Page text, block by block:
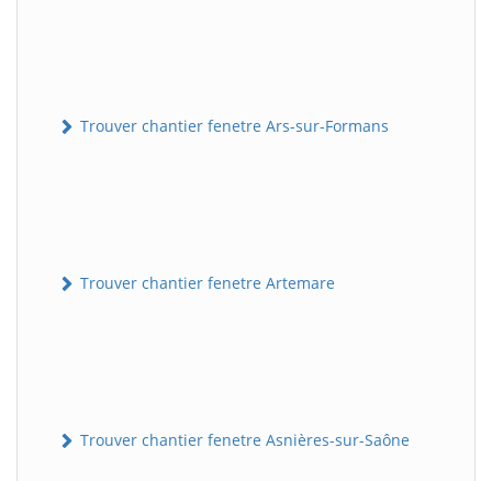
Trouver chantier fenetre Ars-sur-Formans
Trouver chantier fenetre Artemare
Trouver chantier fenetre Asnières-sur-Saône